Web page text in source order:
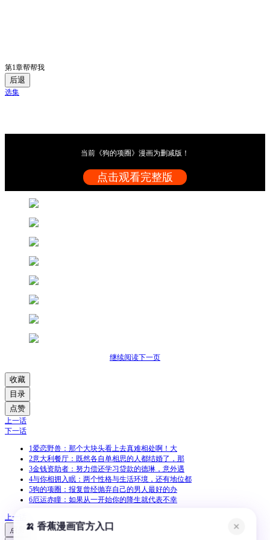
第1章帮帮我
后退
选集
当前《狗的项圈》漫画为删减版！
点击观看完整版
继续阅读下一页
收藏
目录
点赞
上一话
下一话
1爱恋野兽：那个大块头看上去真难相处啊！大
2意大利餐厅：既然各自单相思的人都结婚了，那
3金钱资助者：努力偿还学习贷款的德琳，意外遇
4与你相拥入眠：两个性格与生活环境，还有地位都
5狗的项圈：报复曾经抛弃自己的男人最好的办
6厄运赤瞳：如果从一开始你的降生就代表不幸
上一话
点赞
🍌 香蕉漫画官方入口 ✕